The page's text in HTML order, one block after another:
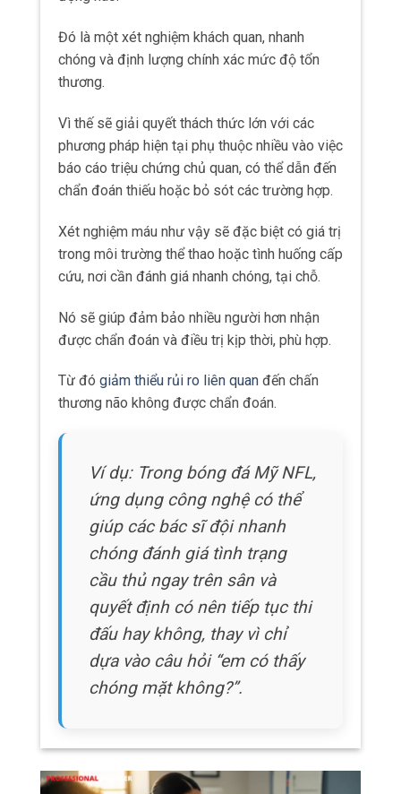
được chẩn đoán và điều trị kịp thời, phù hợp.
Từ đó
Ví dụ: Trong bóng đá Mỹ NFL,
ứng dụng công nghệ có thể
chóng đánh giá tình trạng
cầu thủ ngay trên sân và
đấu hay không, thay vì chỉ
dựa vào câu hỏi “em có thấy
chóng mặt không?”.
AI kết hợp thiết bị theo dõi mắt
Hệ thống xử lý thị giác của não chiếm hơn